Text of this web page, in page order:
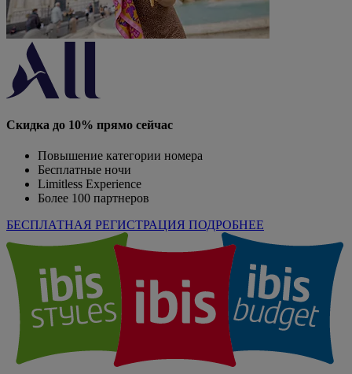
Скидка до 10% прямо сейчас
Повышение категории номера
Бесплатные ночи
Limitless Experience
Более 100 партнеров
БЕСПЛАТНАЯ РЕГИСТРАЦИЯ ПОДРОБНЕЕ